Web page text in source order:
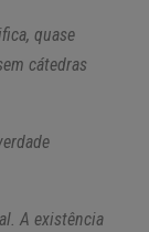
quase
cátedras
A existência